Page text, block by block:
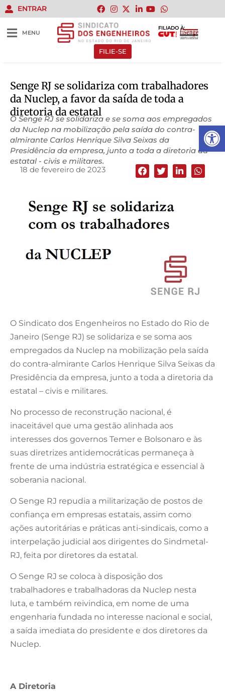
Abrir
ENTRAR
MENU
FILIADO À:
FILIE-SE
Senge RJ se solidariza com trabalhadores
da Nuclep, a favor da saída de toda a
diretoria da estatal
O Senge RJ se solidariza e se soma aos empregados
da Nuclep na mobilização pela saída do contra-
almirante Carlos Henrique Silva Seixas da
Presidência da empresa, junto a toda a diretoria da
estatal - civis e militares.
18 de fevereiro de 2023
O Sindicato dos Engenheiros no Estado do Rio de
Janeiro (Senge RJ) se solidariza e se soma aos
empregados da Nuclep na mobilização pela saída
do contra-almirante Carlos Henrique Silva Seixas da
Presidência da empresa, junto a toda a diretoria da
estatal – civis e militares.
No processo de reconstrução nacional, é
inaceitável que uma gestão alinhada aos
interesses dos governos Temer e Bolsonaro e às
suas diretrizes antidemocráticas permaneça à
frente de uma indústria estratégica e essencial à
soberania nacional.
O Senge RJ repudia a militarização de postos de
confiança em empresas estatais, assim como
ações autoritárias e práticas anti-sindicais, como a
interpelação judicial aos dirigentes do Sindmetal-
RJ, feita por diretores da estatal.
O Senge RJ se coloca à disposição dos
trabalhadores e trabalhadoras da Nuclep nesta
luta, e também reivindica, em nome de uma
engenharia fundada no interesse nacional e social,
a saída imediata do presidente e dos diretores da
Nuclep.
A Diretoria